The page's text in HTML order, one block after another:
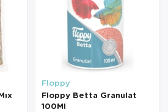
Floppy
Floppy Betta Granulat
100Ml